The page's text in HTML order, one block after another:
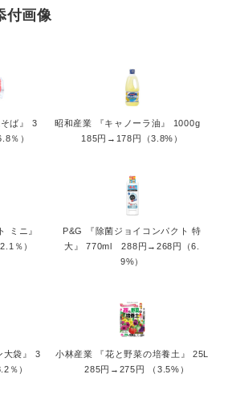
付画像
ば』 3
％）
昭和産業 『キャノーラ油』 1000g
185円→178円（3.8%）
ミニ』
％）
P&G 『除菌ジョイコンパクト 特
大』 770ml 288円→268円（6.
9%）
大袋』 3
％）
小林産業 『花と野菜の培養土』 25L
285円→275円 （3.5%）